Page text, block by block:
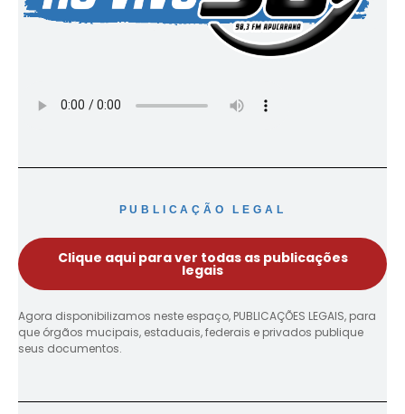
PUBLICAÇÃO LEGAL
Clique aqui para ver todas as publicações
legais
Agora disponibilizamos neste espaço, PUBLICAÇÕES LEGAIS, para
que órgãos mucipais, estaduais, federais e privados publique
seus documentos.